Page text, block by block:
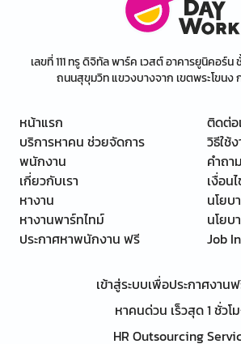
เลขที่ 111 ทรู ดิจิทัล พาร์ค เวสต์ อาคารยูนิคอร์น
ถนนสุขุมวิท แขวงบางจาก เขตพระโขนง
หน้าแรก
บริการหาคน ช่วยจัดการ
พนักงาน
เกี่ยวกับเรา
หางาน
หางานพาร์ทไทม์
ประกาศหาพนักงาน ฟรี
ติดต่อ
วิธีใช้
คำถ
เงื่อน
นโยบ
นโยบ
Job
เข้าสู่ระบบเพื่อประกาศงาน
หาคนด่วน เร็วสุด 1 ชั่วโ
HR Outsourcing